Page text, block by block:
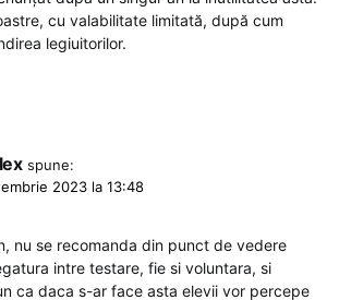
cu valabilitate limitată, după cum
legiuitorilor.
spune:
2023 la 13:48
nu se recomanda din punct de vedere
intre testare, fie si voluntara, si
ca daca s-ar face asta elevii vor percepe